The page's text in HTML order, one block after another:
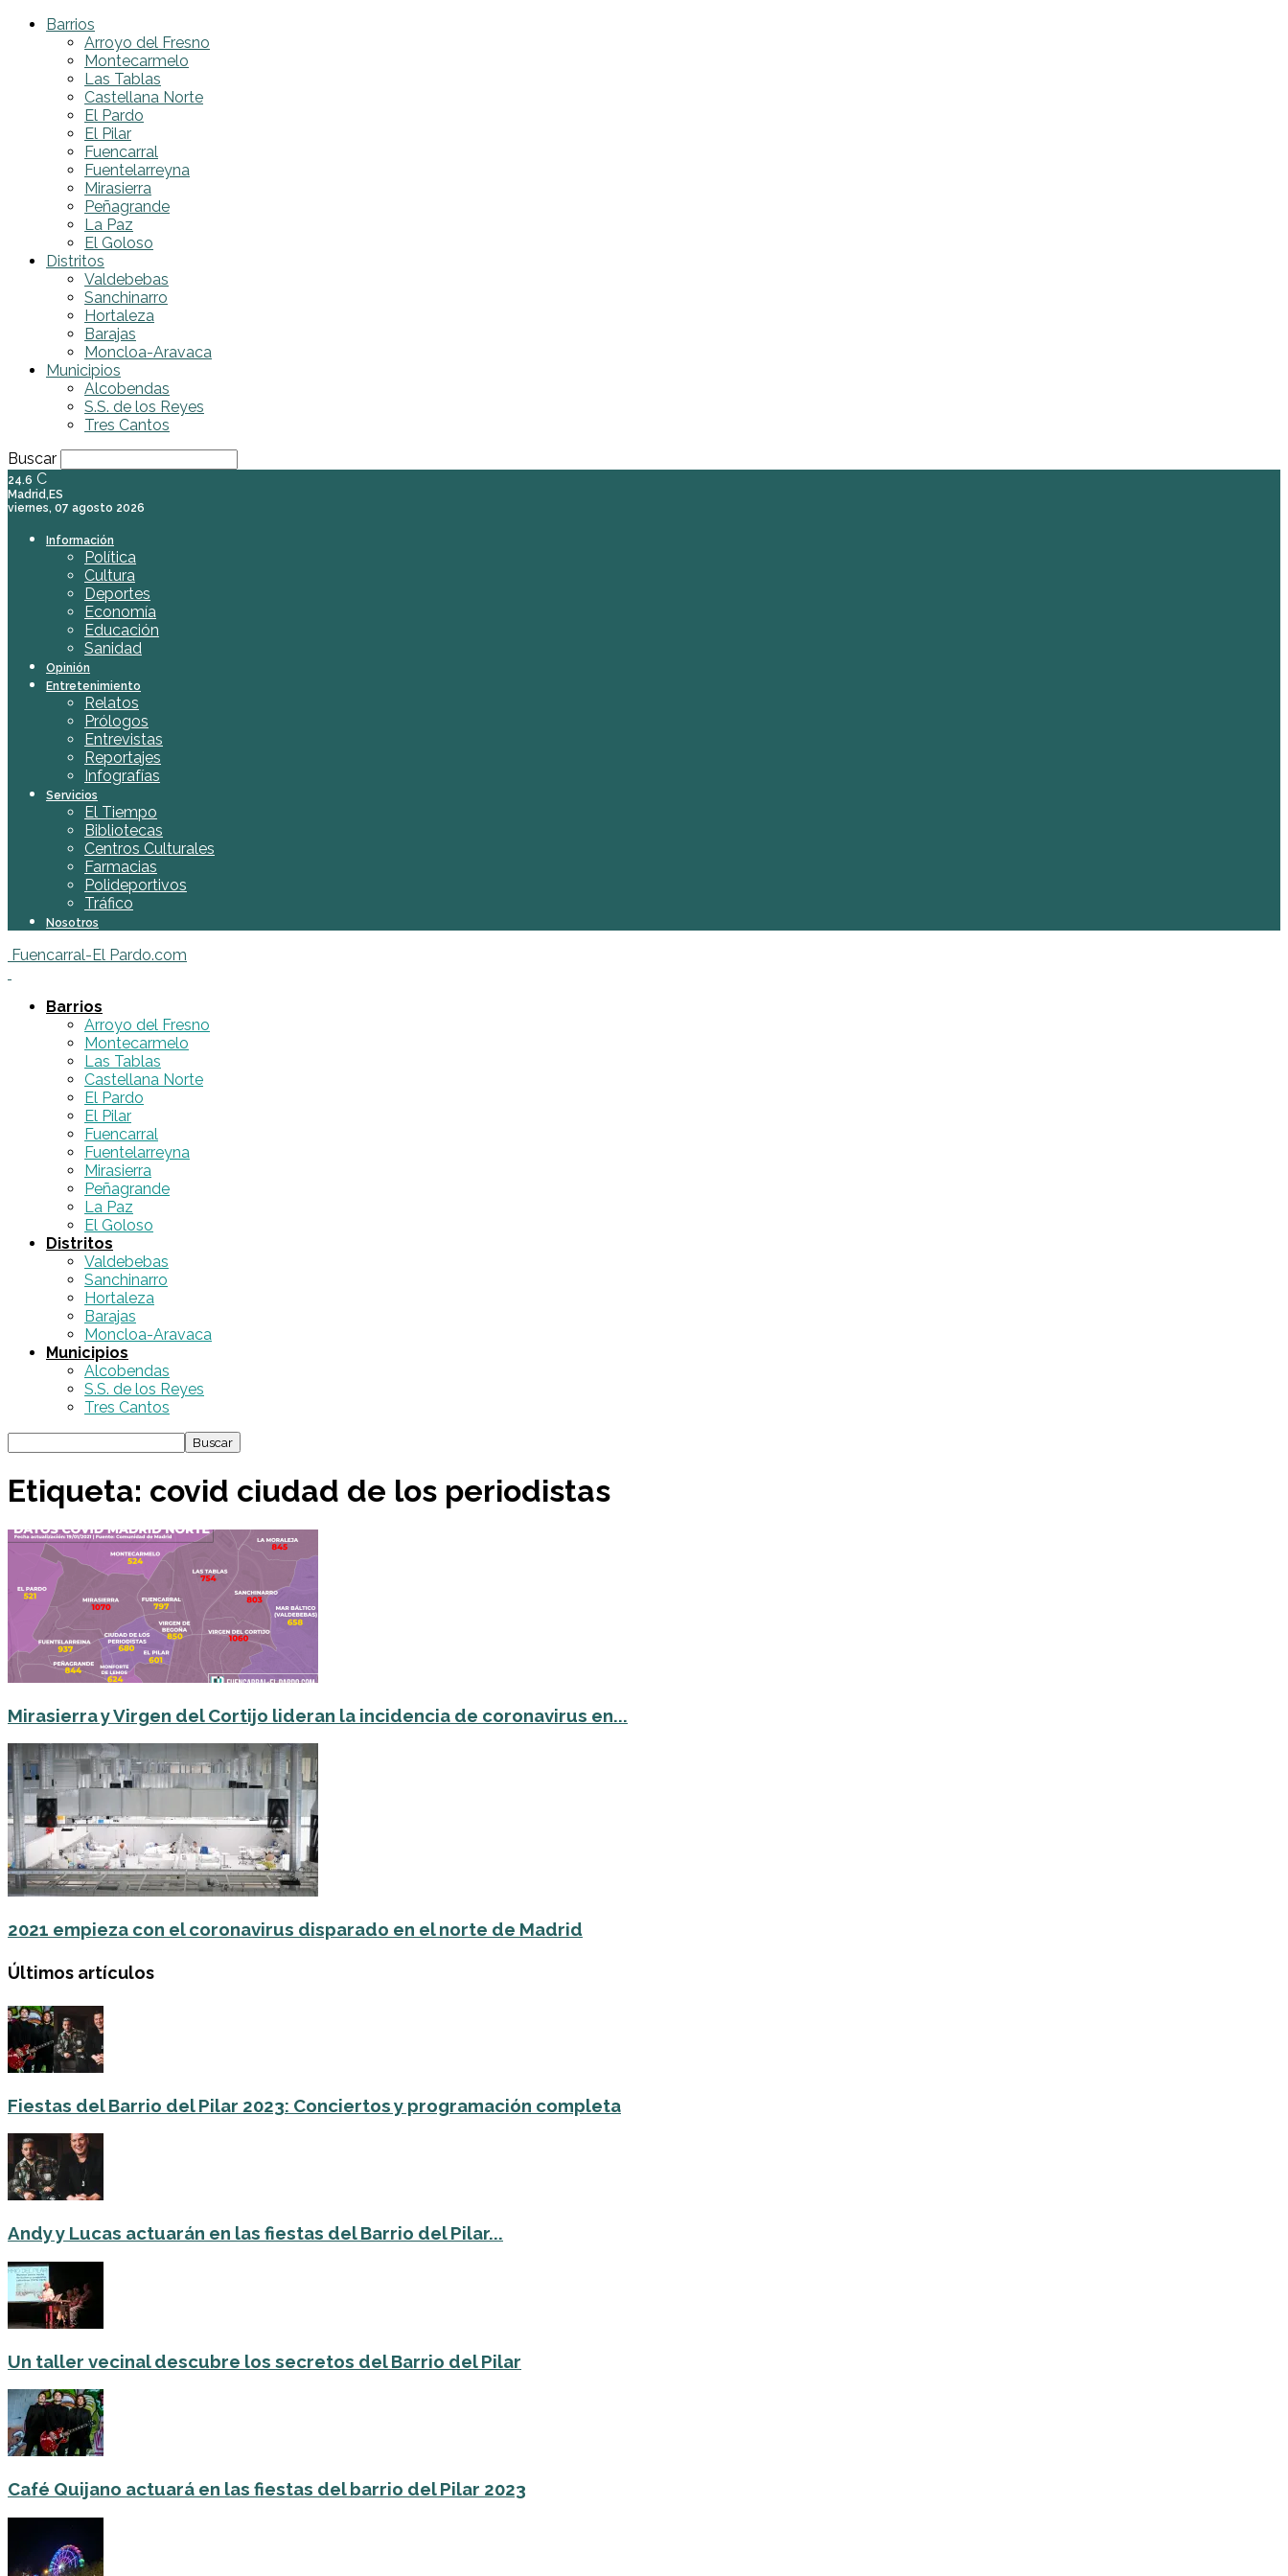
Barrios
Arroyo del Fresno
Montecarmelo
Las Tablas
Castellana Norte
El Pardo
El Pilar
Fuencarral
Fuentelarreyna
Mirasierra
Peñagrande
La Paz
El Goloso
Distritos
Valdebebas
Sanchinarro
Hortaleza
Barajas
Moncloa-Aravaca
Municipios
Alcobendas
S.S. de los Reyes
Tres Cantos
Buscar
24.6 C
Madrid,ES
viernes, 07 agosto 2026
Información
Política
Cultura
Deportes
Economía
Educación
Sanidad
Opinión
Entretenimiento
Relatos
Prólogos
Entrevistas
Reportajes
Infografías
Servicios
El Tiempo
Bibliotecas
Centros Culturales
Farmacias
Polideportivos
Tráfico
Nosotros
Fuencarral-El Pardo.com
Barrios
Arroyo del Fresno
Montecarmelo
Las Tablas
Castellana Norte
El Pardo
El Pilar
Fuencarral
Fuentelarreyna
Mirasierra
Peñagrande
La Paz
El Goloso
Distritos
Valdebebas
Sanchinarro
Hortaleza
Barajas
Moncloa-Aravaca
Municipios
Alcobendas
S.S. de los Reyes
Tres Cantos
Etiqueta: covid ciudad de los periodistas
Mirasierra y Virgen del Cortijo lideran la incidencia de coronavirus en...
2021 empieza con el coronavirus disparado en el norte de Madrid
Últimos artículos
Fiestas del Barrio del Pilar 2023: Conciertos y programación completa
Andy y Lucas actuarán en las fiestas del Barrio del Pilar...
Un taller vecinal descubre los secretos del Barrio del Pilar
Café Quijano actuará en las fiestas del barrio del Pilar 2023